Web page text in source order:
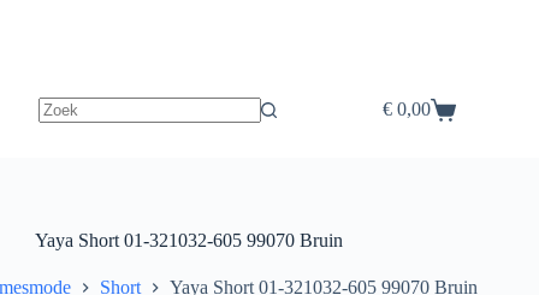
Winkelwagen
€0,00
Yaya Short 01-321032-605 99070 Bruin
Short Yaya Short 01-321032-605 99070 Bruin